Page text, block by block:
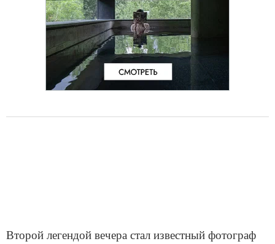
Второй легендой вечера стал известный фотограф